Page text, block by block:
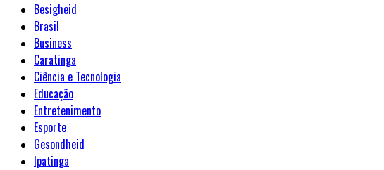
Besigheid
Brasil
Business
Caratinga
Ciência e Tecnologia
Educação
Entretenimento
Esporte
Gesondheid
Ipatinga